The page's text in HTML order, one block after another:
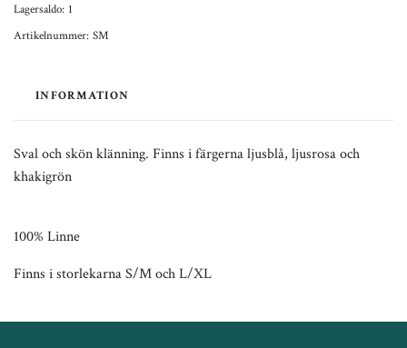
Lagersaldo: 1
Artikelnummer: SM
INFORMATION
Sval och skön klänning. Finns i färgerna ljusblå, ljusrosa och
khakigrön
100% Linne
Finns i storlekarna S/M och L/XL